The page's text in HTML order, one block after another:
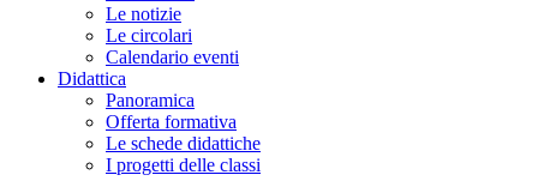
Le notizie
Le circolari
Calendario eventi
Didattica
Panoramica
Offerta formativa
Le schede didattiche
I progetti delle classi